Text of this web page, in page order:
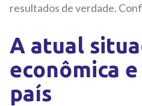
resultados de verdade.
A atual
econômica
país